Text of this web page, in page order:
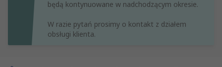
będą kontynuowane w nadchodzącym okresie.
W razie pytań prosimy o kontakt z działem
obsługi klienta.